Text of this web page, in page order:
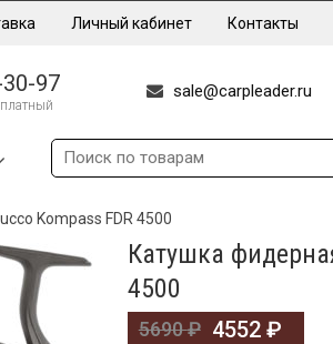
Личный кабинет Контакты
97 sale@carpleader.ru
Kompass FDR 4500
Катушка
4500
5690₽ 4552 ₽